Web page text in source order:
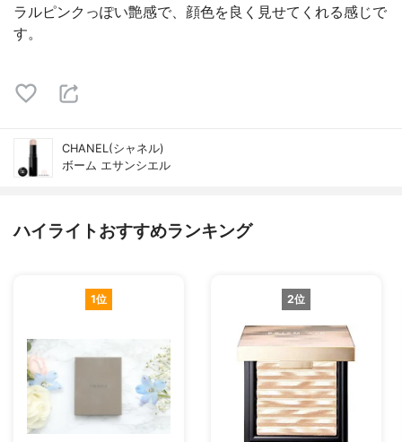
ラルピンクっぽい艶感で、顔色を良く見せてくれる感じで
す。
CHANEL(シャネル)
ボーム エサンシエル
ハイライトおすすめランキング
1位 2位